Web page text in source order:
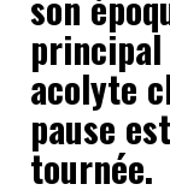
acolyte
pause
tournée.